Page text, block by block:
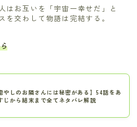
はお互いを「宇宙一幸せだ」と
を交わして物語は完結する。
やしのお隣さんには秘密がある】54話をあ
じから結末まで全てネタバレ解説